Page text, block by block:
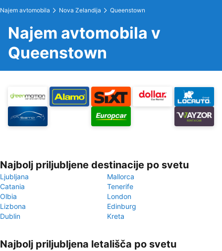
Najem avtomobila Nova Zelandija Queenstown
Najem avtomobila v
Queenstown
Najbolj priljubljene destinacije po svetu
Ljubljana
Mallorca
Catania
Tenerife
Olbia
London
Lizbona
Edinburg
Dublin
Kreta
Najbolj priljubljena letališča po svetu